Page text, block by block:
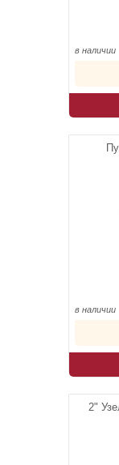
в наличии
в наличии
2"